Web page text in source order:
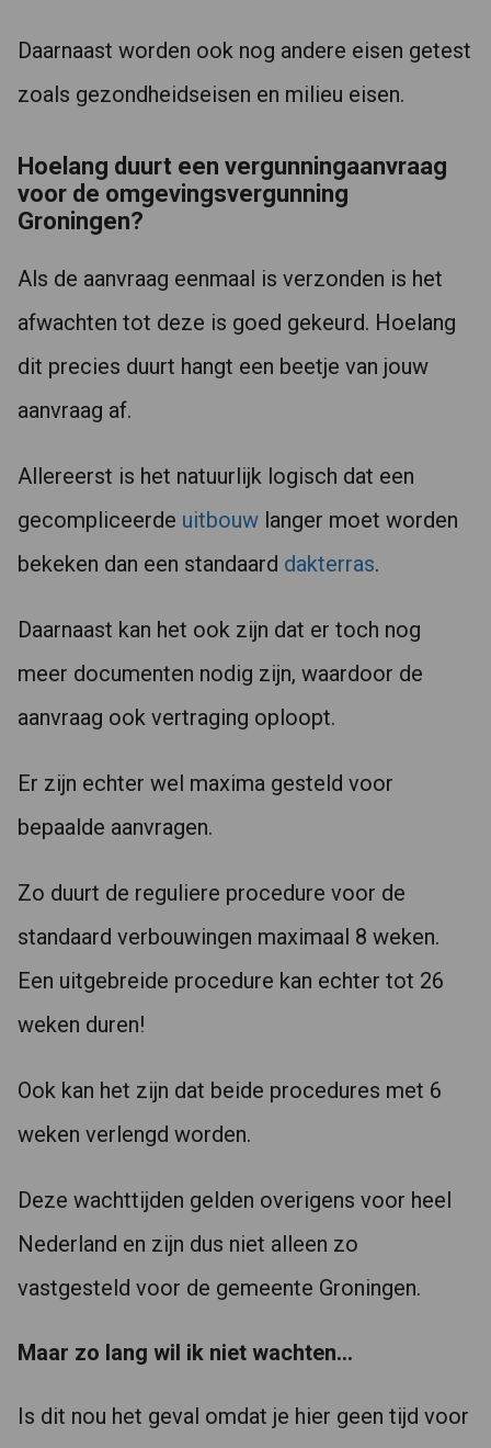
Daarnaast worden ook nog andere eisen getest
zoals gezondheidseisen en milieu eisen.
Hoelang duurt een vergunningaanvraag
voor de omgevingsvergunning
Groningen?
Als de aanvraag eenmaal is verzonden is het
afwachten tot deze is goed gekeurd. Hoelang
dit precies duurt hangt een beetje van jouw
aanvraag af.
Allereerst is het natuurlijk logisch dat een
gecompliceerde uitbouw langer moet worden
bekeken dan een standaard dakterras.
Daarnaast kan het ook zijn dat er toch nog
meer documenten nodig zijn, waardoor de
aanvraag ook vertraging oploopt.
Er zijn echter wel maxima gesteld voor
bepaalde aanvragen.
Zo duurt de reguliere procedure voor de
standaard verbouwingen maximaal 8 weken.
Een uitgebreide procedure kan echter tot 26
weken duren!
Ook kan het zijn dat beide procedures met 6
weken verlengd worden.
Deze wachttijden gelden overigens voor heel
Nederland en zijn dus niet alleen zo
vastgesteld voor de gemeente Groningen.
Maar zo lang wil ik niet wachten…
Is dit nou het geval omdat je hier geen tijd voor